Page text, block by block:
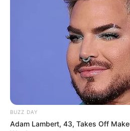
BUZZ DAY
Adam Lambert, 43, Takes Off